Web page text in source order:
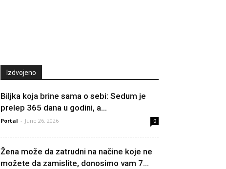
Izdvojeno
Biljka koja brine sama o sebi: Sedum je
prelep 365 dana u godini, a...
Portal - June 26, 2026 0
Žena može da zatrudni na načine koje ne
možete da zamislite, donosimo vam 7...